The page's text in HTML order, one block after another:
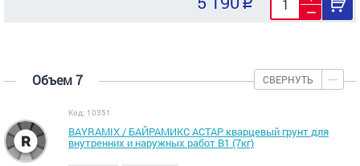
Объем 7 СВЕРНУТЬ
Код: 10351
BAYRAMIX / БАЙРАМИКС АСТАР кварцевый грунт для
внутренних и наружных работ В1 (7кг)